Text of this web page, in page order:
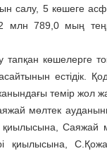
салу, 5 көшеге
млн 789,0 мың
көшелерге
естідік.
темір жол
мөлтек
Саяжай
қиылысына,